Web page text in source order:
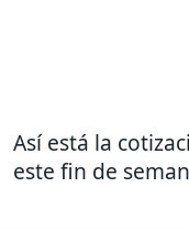
Así está la
este fin de